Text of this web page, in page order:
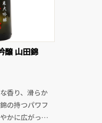
ス。口に含め
クと旨味が広
非常にクリー
焼酎という枠
ラム、テキー
使える“世界基
設計されてい
のためのスピ
醸 山田錦
香り、滑らか
の持つパワフ
かに広がって